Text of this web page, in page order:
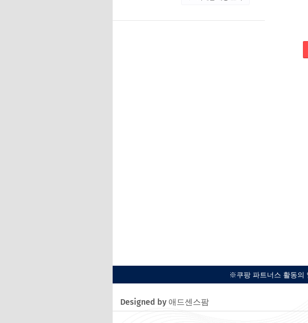
※쿠팡 파트너스 활동의
Designed by 애드센스팜